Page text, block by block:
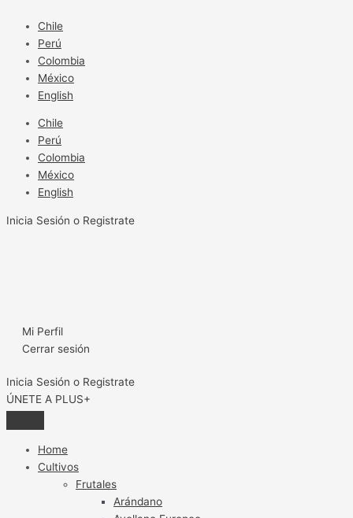
contenido
Chile
Perú
Colombia
México
English
Chile
Perú
Colombia
México
English
Inicia Sesión o Registrate
Mi Perfil
Cerrar sesión
Inicia Sesión o Registrate
ÚNETE A PLUS+
Home
Cultivos
Frutales
Arándano